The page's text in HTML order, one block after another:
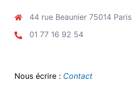
44 rue Beaunier 75014 Paris
01 77 16 92 54
Nous écrire : Contact